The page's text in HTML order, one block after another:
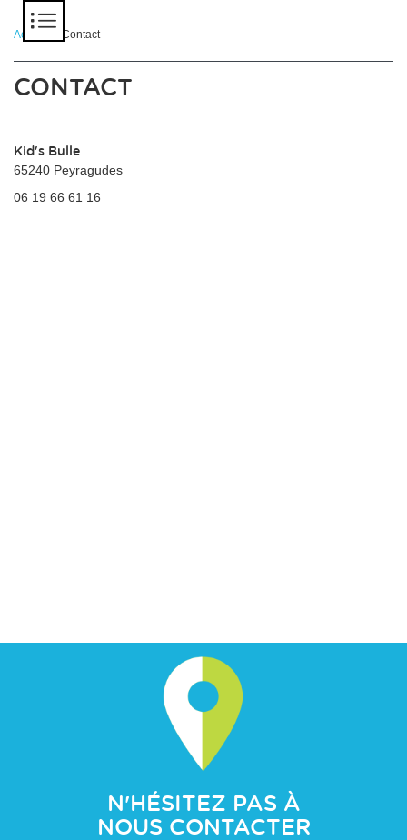
Accueil > Contact
CONTACT
Kid's Bulle
65240 Peyragudes
06 19 66 61 16
N'HÉSITEZ PAS À
NOUS CONTACTER